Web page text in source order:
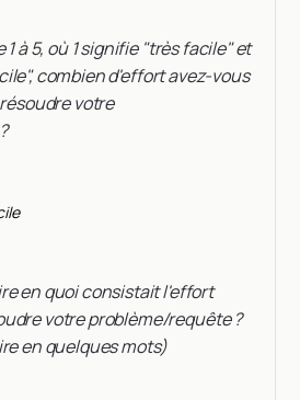
à 5, où 1 signifie "très facile" et
combien d'effort avez-vous
votre
en quoi consistait l'effort
votre problème/requête ?
en quelques mots)